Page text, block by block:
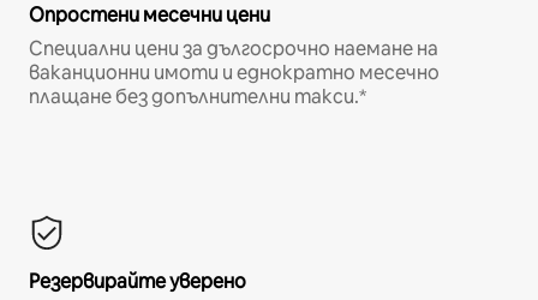
Опростени месечни цени
Специални цени за дългосрочно наемане на
ваканционни имоти и еднократно месечно
плащане без допълнителни такси.*
Резервирайте уверено